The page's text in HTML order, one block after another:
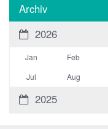
Archiv
2026
Jan Feb
Jul
Aug
2025